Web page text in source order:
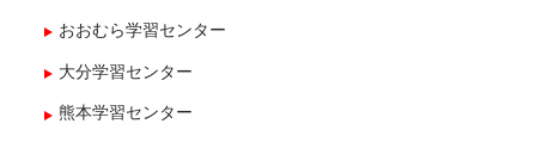
おおむら学習センター
大分学習センター
熊本学習センター